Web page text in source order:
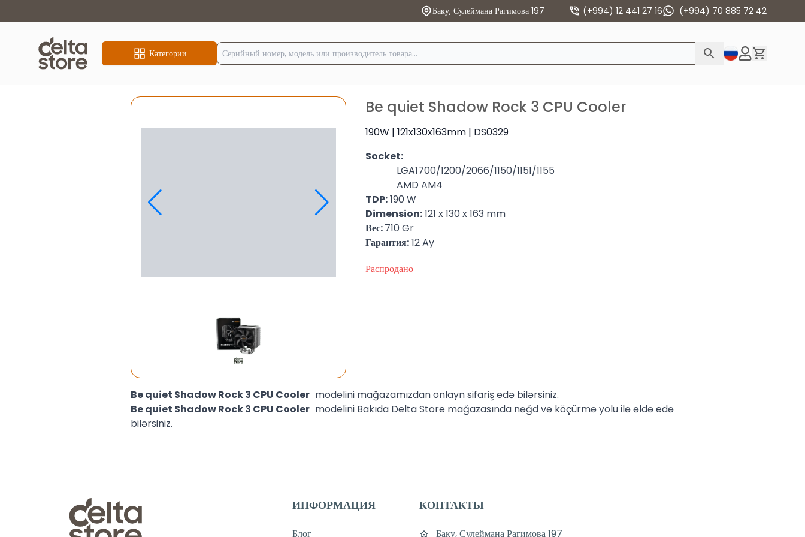
Баку, Сулеймана Рагимова 197 (+994) 12 441 27 16 (+994) 70 885 72 42
Категории
Be quiet Shadow Rock 3 CPU Cooler
190W | 121x130x163mm | DS0329
Socket:
LGA1700/1200/2066/1150/1151/1155
AMD AM4
TDP:190 W
Dimension:121 x 130 x 163 mm
Вес:710 Gr
Гарантия:12 Ay
Распродано
Be quiet Shadow Rock 3 CPU Cooler modelini mağazamızdan onlayn sifariş edə bilərsiniz.
Be quiet Shadow Rock 3 CPU Cooler modelini Bakıda Delta Store mağazasında nəğd və köçürmə yolu ilə əldə edə
bilərsiniz.
ИНФОРМАЦИЯ
Блог
КОНТАКТЫ
Баку, Сулеймана Рагимова 197